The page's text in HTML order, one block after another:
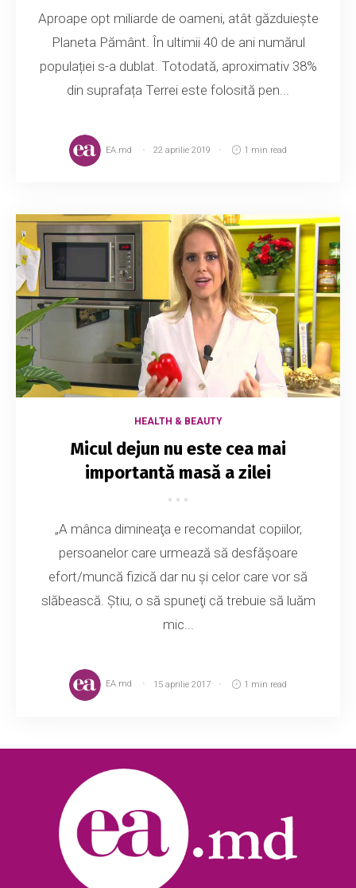
Aproape opt miliarde de oameni, atât găzduiește
Planeta Pământ. În ultimii 40 de ani numărul
populației s-a dublat. Totodată, aproximativ 38%
din suprafața Terrei este folosită pen...
EA.md 22 aprilie 2019 1 min read
HEALTH & BEAUTY
Micul dejun nu este cea mai
importantă masă a zilei
„A mânca dimineaţa e recomandat copiilor,
persoanelor care urmează să desfăşoare
efort/muncă fizică dar nu şi celor care vor să
slăbească. Ştiu, o să spuneţi că trebuie să luăm
mic...
EA.md 15 aprilie 2017 1 min read